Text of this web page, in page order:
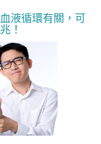
液循環有關，可
！